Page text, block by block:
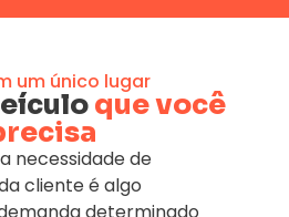
um único lugar
que você
necessidade de
cliente é algo
determinado